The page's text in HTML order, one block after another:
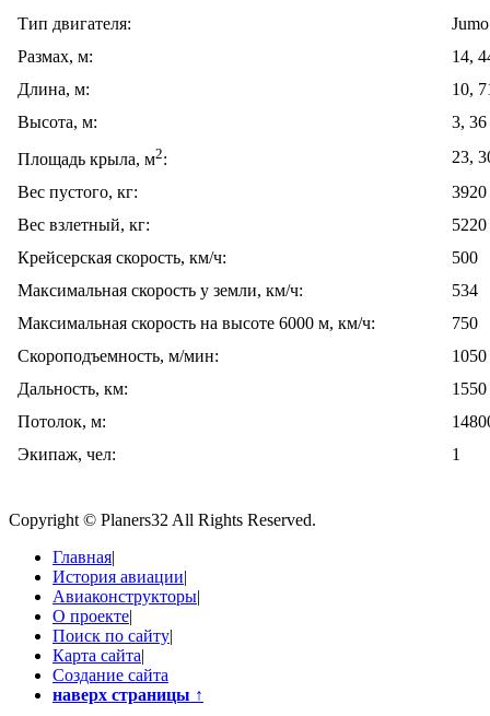
Тип двигателя:
Размах, м:
14,
Длина, м:
10,
Высота, м:
3, 36
Площадь крыла, м2:
23,
Вес пустого, кг:
3920
Вес взлетный, кг:
5220
Крейсерская скорость, км/ч:
500
Максимальная скорость у земли, км/ч:
534
Максимальная скорость на высоте 6000 м, км/ч:
750
Скороподъемность, м/мин:
1050
Дальность, км:
1550
Потолок, м:
Экипаж, чел:
1
Copyright © Planers32 All Rights Reserved.
Главная|
История авиации|
Авиаконструкторы|
О проекте|
Поиск по сайту|
Карта сайта|
Создание сайта
наверх страницы ↑